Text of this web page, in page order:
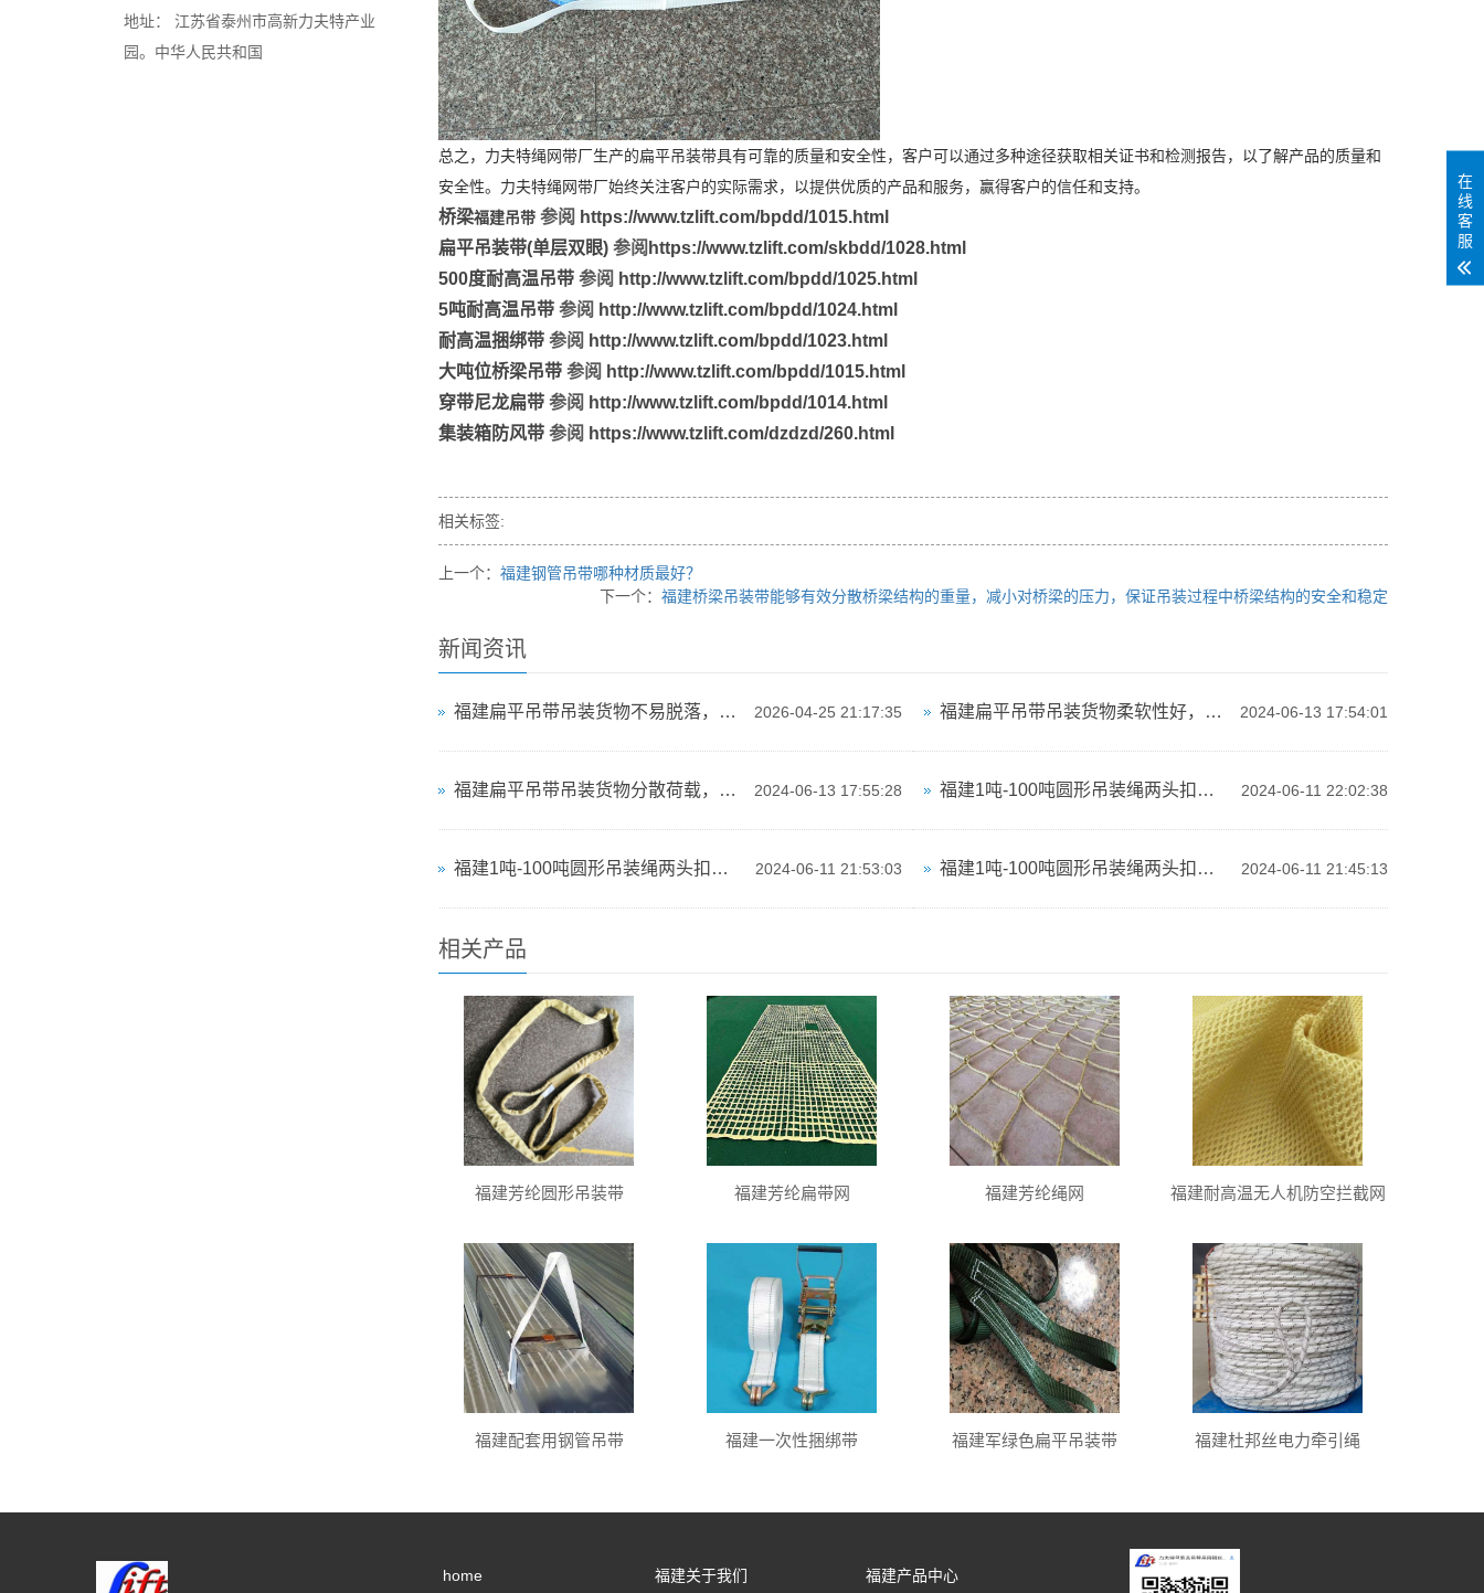
地址： 江苏省泰州市高新力夫特产业
园。中华人民共和国
总之，力夫特绳网带厂生产的扁平吊装带具有可靠的质量和安全性，客户可以通过多种途径获取相关证书和检测报告，以了解产品的质量和
安全性。力夫特绳网带厂始终关注客户的实际需求，以提供优质的产品和服务，赢得客户的信任和支持。
桥梁福建吊带 参阅 https://www.tzlift.com/bpdd/1015.html
扁平吊装带(单层双眼) 参阅 https://www.tzlift.com/skbdd/1028.html
500度耐高温吊带 参阅 http://www.tzlift.com/bpdd/1025.html
5吨耐高温吊带 参阅 http://www.tzlift.com/bpdd/1024.html
耐高温捆绑带 参阅 http://www.tzlift.com/bpdd/1023.html
大吨位桥梁吊带 参阅 http://www.tzlift.com/bpdd/1015.html
穿带尼龙扁带 参阅 http://www.tzlift.com/bpdd/1014.html
集装箱防风带 参阅 https://www.tzlift.com/dzdzd/260.html
相关标签:
上一个： 福建钢管吊带哪种材质最好？
下一个： 福建桥梁吊装带能够有效分散桥梁结构的重量，减小对桥梁的压力，保证吊装过程中桥梁结构的安全和稳定
新闻资讯
2026-04-25 21:17:35
福建扁平吊带吊装货物不易脱落，安全系数高 2024-06-13 17:54:01
福建扁平吊带吊装货物柔软性好，操作简便
2024-06-13 17:55:28
福建扁平吊带吊装货物分散荷载，保护货物表面 2024-06-11 22:02:38
福建1吨-100吨圆形吊装绳两头扣吊带长度可根据客户需求定制，满足不同吊装需求
2024-06-11 21:53:03
福建1吨-100吨圆形吊装绳两头扣吊带宽度均匀，减小吊装过程中的压力集中 2024-06-11 21:45:13
福建1吨-100吨圆形吊装绳两头扣吊带适应各种恶劣工作环境，具有良好的耐候性
相关产品
福建芳纶圆形吊装带 福建芳纶扁带网 福建芳纶绳网 福建耐高温无人机防空拦截网
福建配套用钢管吊带 福建一次性捆绑带 福建军绿色扁平吊装带 福建杜邦丝电力牵引绳
home 福建关于我们 福建产品中心
在
线
客
服